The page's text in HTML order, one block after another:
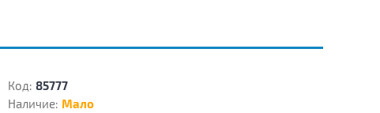
Код: 85777
Наличие: Мало